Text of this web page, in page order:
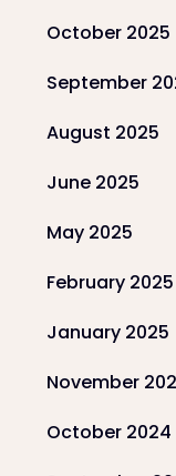
October 2025
September
August 2025
June 2025
May 2025
February 2025
January 2025
November
October 2024